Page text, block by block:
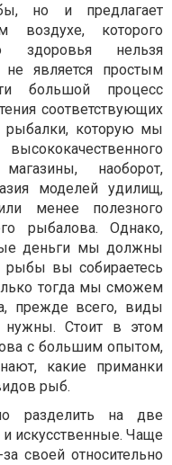
но и предлагает
которого
здоровья нельзя
является простым
большой процесс
соответствующих
рыбалки, которую мы
наоборот,
моделей удилищ,
менее полезного
рыбалова. Однако,
деньги мы должны
рыбы вы собираетесь
тогда мы сможем
прежде всего, виды
нужны. Стоит в этом
с большим опытом,
какие приманки
рыб.
разделить на две
искусственные. Чаще
своей относительно